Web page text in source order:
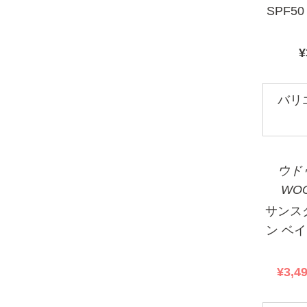
バリ
ウド
サンス
ン ベ
セ